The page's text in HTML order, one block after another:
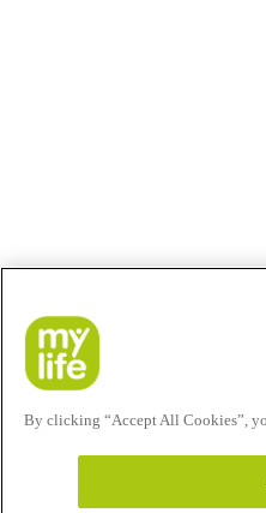
By clicking “Accept All Cookies”,